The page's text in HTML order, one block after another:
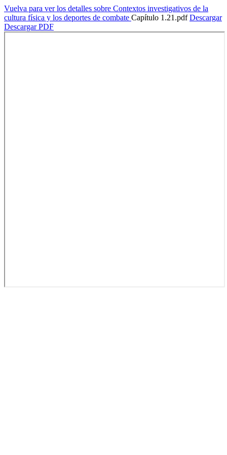
Vuelva para ver los detalles sobre Contextos investigativos de la
cultura física y los deportes de combate Capítulo 1.21.pdfDescargar
Descargar PDF